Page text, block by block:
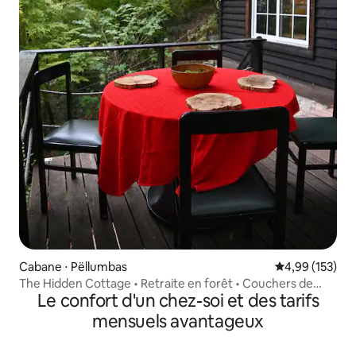
Cabane ⋅ Pëllumbas Évaluation
4,99 (153)
The Hidden Cottage • Retraite en forêt • Couchers de
soleilLe confort d'un chez-soi et des tarifs
mensuels avantageux